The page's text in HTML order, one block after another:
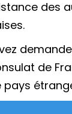
des
de